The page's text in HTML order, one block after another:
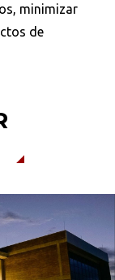
minimizar
de